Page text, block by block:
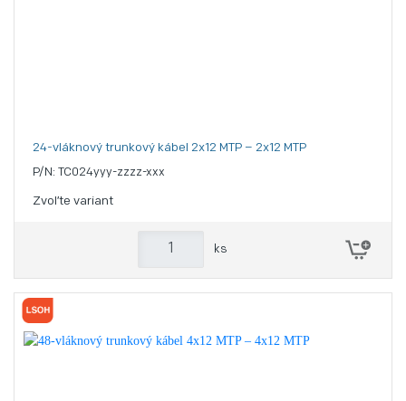
24-vláknový trunkový kábel 2x12 MTP – 2x12 MTP
P/N: TC024yyy-zzzz-xxx
Zvoľte variant
ks